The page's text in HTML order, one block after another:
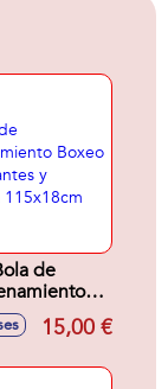
de
guantes
15,00 €